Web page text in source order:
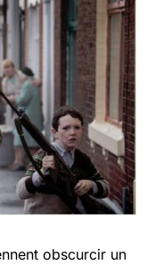
obscurcir un